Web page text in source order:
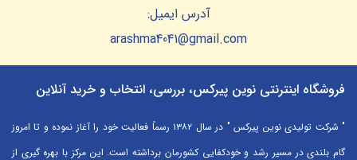
آدرس ایمیل:
arashma4041@gmail.com
فروشگاه اینترنتی نوین پیرکس، بررسی، انتخاب و خرید آنلاین
" شرکت تولیدی نوین پیرکس " در سال ۱۳۸۲ رسماً فعالیت خود را آغاز نموده و تا امروز
گام بلندی در مسیر رشد و خودکفایی کشورمان برداشته است. این مرکز با بهره گیری از